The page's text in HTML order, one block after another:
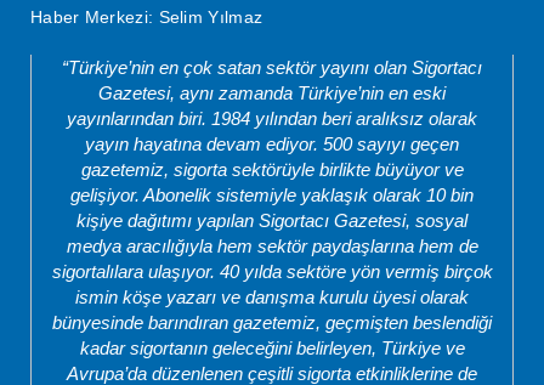
Haber Merkezi: Selim Yılmaz
“Türkiye’nin en çok satan sektör yayını olan Sigortacı
Gazetesi, aynı zamanda Türkiye’nin en eski
yayınlarından biri. 1984 yılından beri aralıksız olarak
yayın hayatına devam ediyor. 500 sayıyı geçen
gazetemiz, sigorta sektörüyle birlikte büyüyor ve
gelişiyor. Abonelik sistemiyle yaklaşık olarak 10 bin
kişiye dağıtımı yapılan Sigortacı Gazetesi, sosyal
medya aracılığıyla hem sektör paydaşlarına hem de
sigortalılara ulaşıyor. 40 yılda sektöre yön vermiş birçok
ismin köşe yazarı ve danışma kurulu üyesi olarak
bünyesinde barındıran gazetemiz, geçmişten beslendiği
kadar sigortanın geleceğini belirleyen, Türkiye ve
Avrupa’da düzenlenen çeşitli sigorta etkinliklerine de